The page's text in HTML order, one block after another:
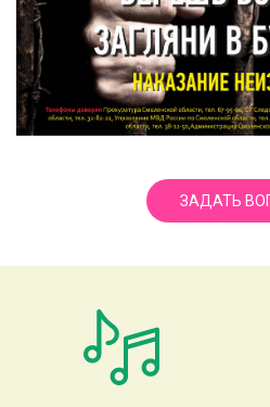
ЗАДАТЬ